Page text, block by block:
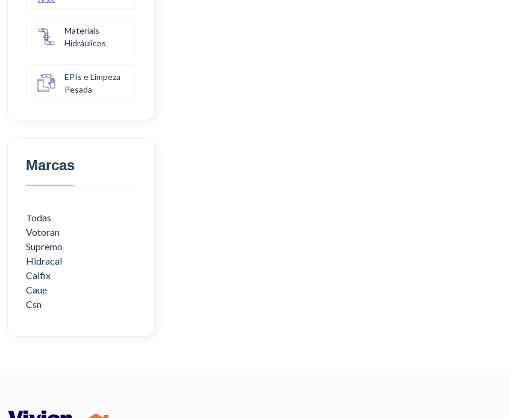
Materiais
Hidráulicos
EPIs e Limpeza
Pesada
Marcas
Todas
Votoran
Supremo
Hidracal
Calfix
Caue
Csn